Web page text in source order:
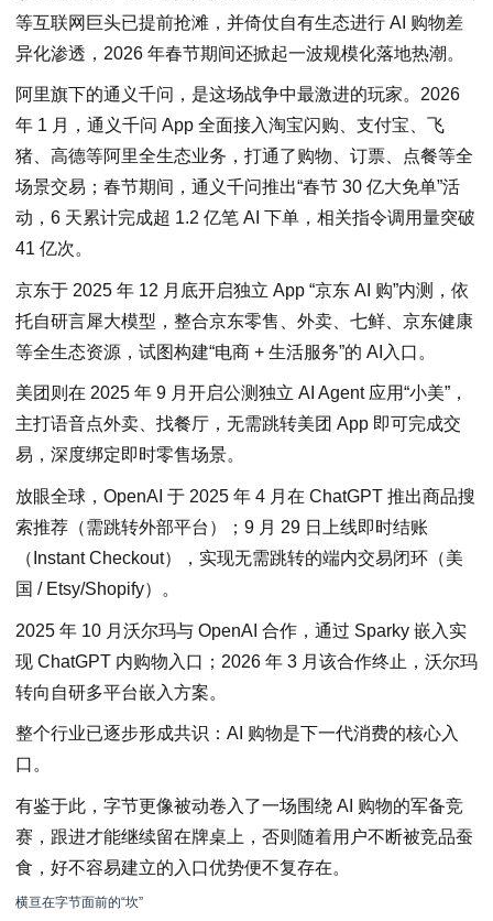
等互联网巨头已提前抢滩，并倚仗自有生态进行 AI 购物差
异化渗透，2026 年春节期间还掀起一波规模化落地热潮。
阿里旗下的通义千问，是这场战争中最激进的玩家。2026
年 1 月，通义千问 App 全面接入淘宝闪购、支付宝、飞
猪、高德等阿里全生态业务，打通了购物、订票、点餐等全
场景交易；春节期间，通义千问推出“春节 30 亿大免单”活
动，6 天累计完成超 1.2 亿笔 AI 下单，相关指令调用量突破
41 亿次。
京东于 2025 年 12 月底开启独立 App “京东 AI 购”内测，依
托自研言犀大模型，整合京东零售、外卖、七鲜、京东健康
等全生态资源，试图构建“电商 + 生活服务”的 AI入口。
美团则在 2025 年 9 月开启公测独立 AI Agent 应用“小美”，
主打语音点外卖、找餐厅，无需跳转美团 App 即可完成交
易，深度绑定即时零售场景。
放眼全球，OpenAI 于 2025 年 4 月在 ChatGPT 推出商品搜
索推荐（需跳转外部平台）；9 月 29 日上线即时结账
（Instant Checkout），实现无需跳转的端内交易闭环（美
国 / Etsy/Shopify）。
2025 年 10 月沃尔玛与 OpenAI 合作，通过 Sparky 嵌入实
现 ChatGPT 内购物入口；2026 年 3 月该合作终止，沃尔玛
转向自研多平台嵌入方案。
整个行业已逐步形成共识：AI 购物是下一代消费的核心入
口。
有鉴于此，字节更像被动卷入了一场围绕 AI 购物的军备竞
赛，跟进才能继续留在牌桌上，否则随着用户不断被竞品蚕
食，好不容易建立的入口优势便不复存在。
横亘在字节面前的“坎”